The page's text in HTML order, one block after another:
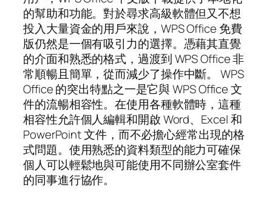
的幫助和功能。對於尋求高級軟體但又不想
投入大量資金的用戶來說，WPS Office 免費
版仍然是一個有吸引力的選擇。憑藉其直覺
的介面和熟悉的格式，過渡到 WPS Office 非
常順暢且簡單，從而減少了操作中斷。 WPS
Office 的突出特點之一是它與 WPS Office 文
件的流暢相容性。在使用各種軟體時，這種
相容性允許個人編輯和開啟 Word、Excel 和
PowerPoint 文件，而不必擔心經常出現的格
式問題。使用熟悉的資料類型的能力可確保
個人可以輕鬆地與可能使用不同辦公室套件
的同事進行協作。